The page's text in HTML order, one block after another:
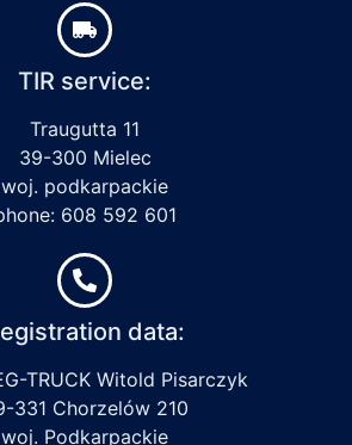
TIR service:
Traugutta 11
39-300 Mielec
woj. podkarpackie
608 592 601
data:
TRUCK Witold Pisarczyk
331 Chorzelów 210
woj. Podkarpackie